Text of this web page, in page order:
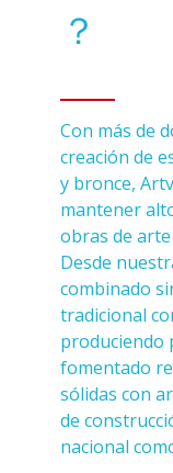
？
Con más de
creación de
y bronce,
mantener
obras de arte
Desde
combinado
tradicional
produciendo
fomentado
sólidas con
de
nacional